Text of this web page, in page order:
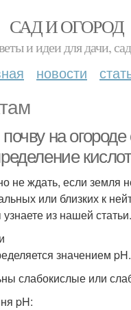
САД И ОГОРОД
и идеи для дачи,
новости
на
не ждать, если земля
или близких к
из нашей статьи.
значением pH.
слабокислые или
pH: